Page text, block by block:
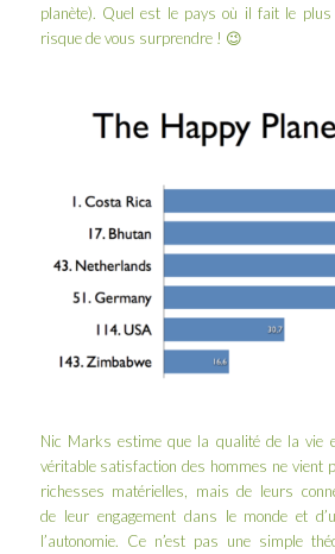
planète). Quel est le pays où il fait le plus
risque de vous surprendre ! 😉
Nic Marks estime que la qualité de la vie
véritable satisfaction des hommes ne vient
richesses matérielles, mais de leurs
de leur engagement dans le monde et
l’autonomie. Ce n’est pas une simple